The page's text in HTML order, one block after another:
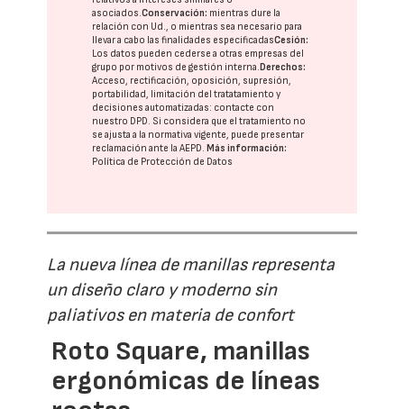
asociados.Conservación: mientras dure la
relación con Ud., o mientras sea necesario para
llevar a cabo las finalidades especificadasCesión:
Los datos pueden cederse a otras empresas del
grupo por motivos de gestión interna.Derechos:
Acceso, rectificación, oposición, supresión,
portabilidad, limitación del tratatamiento y
decisiones automatizadas: contacte con
nuestro DPD. Si considera que el tratamiento no
se ajusta a la normativa vigente, puede presentar
reclamación ante laAEPD.Más información:
Política de Protección de Datos
La nueva línea de manillas representa
un diseño claro y moderno sin
paliativos en materia de confort
Roto Square, manillas
ergonómicas de líneas